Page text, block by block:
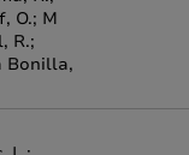
O.; M
R.;
Bonilla,